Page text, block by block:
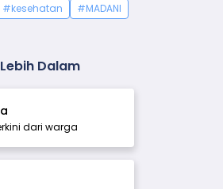
#kesehatan #MADANI
Dalam
dari warga